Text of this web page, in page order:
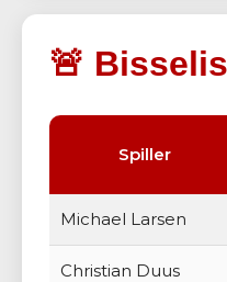
🚨
Spiller
Michael Larsen
Christian Duus